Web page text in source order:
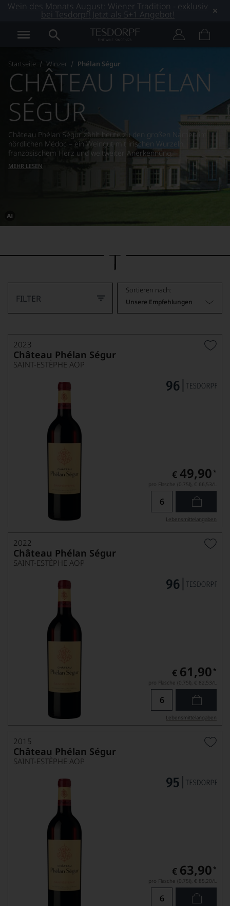
Wein des Monats August: Wiener Tradition - exklusiv
bei Tesdorpf! Jetzt als 5+1 Angebot!
Startseite Winzer Phélan Ségur
Dieses
von
CHÂTEAU PHÉLAN
SÉGUR
Château Phélan Ségur zählt heute zu den großen Namen im
nördlichen Médoc – ein Weingut mit irischen Wurzeln,
französischem Herz und weltweiter Anerkennung.
MEHR LESEN
FILTER
Sortieren nach:
Unsere Empfehlungen
2023
Château Phélan Ségur
SAINT-ESTÈPHE AOP
€ 49,90 *
pro Flasche (0.75l), € 66,53/L
Lebensmittel­angaben
2022
Château Phélan Ségur
SAINT-ESTÈPHE AOP
€ 61,90 *
pro Flasche (0.75l), € 82,53/L
Lebensmittel­angaben
2015
Château Phélan Ségur
SAINT-ESTÈPHE AOP
€ 63,90 *
pro Flasche (0.75l), € 85,20/L